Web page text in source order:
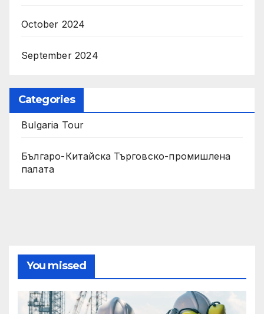
October 2024
September 2024
Categories
Bulgaria Tour
Българо-Китайска Търговско-промишлена
палaта
You missed